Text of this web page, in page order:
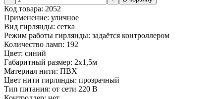
Код товара: 2052
Применение: уличное
Вид гирлянды: сетка
Режим работы гирлянды: задаётся контроллером
Количество ламп: 192
Цвет: синий
Габаритный размер: 2х1,5м
Материал нити: ПВХ
Цвет нити гирлянды: прозрачный
Тип питания: от сети 220 В